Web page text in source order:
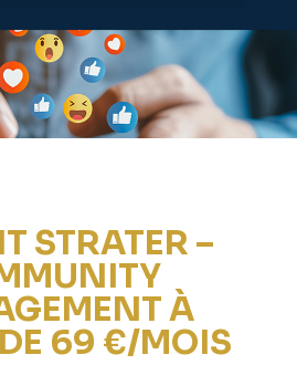
STRATER –
À
69 €/MOIS